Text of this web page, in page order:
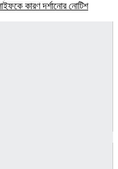
কারণ দর্শানোর নোটিশ